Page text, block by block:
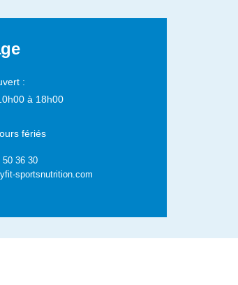
:
à 18h00
fériés
50 36 30
sportsnutrition.com